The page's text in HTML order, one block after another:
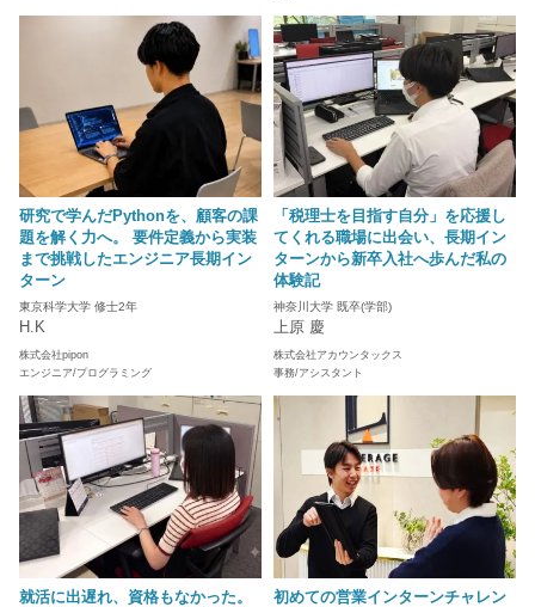
研究で学んだPythonを、顧客の課
題を解く力へ。 要件定義から実装
まで挑戦したエンジニア長期イン
ターン
東京科学大学 修士2年
H.K
株式会社pipon
エンジニア/プログラミング
「税理士を目指す自分」を応援し
てくれる職場に出会い、長期イン
ターンから新卒入社へ歩んだ私の
体験記
神奈川大学 既卒(学部)
上原 慶
株式会社アカウンタックス
事務/アシスタント
就活に出遅れ、資格もなかった。
初めての営業インターンチャレン